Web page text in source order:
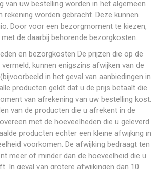
van uw bestelling worden in het algemeen
rekening worden gebracht. Deze kunnen
Door voor een bezorgmoment te kiezen,
de daarbij behorende bezorgkosten.
en bezorgkosten De prijzen die op de
kunnen enigszins afwijken van de
in het geval van aanbiedingen in
producten geldt dat u de prijs betaalt die
van afrekening van uw bestelling kost.
van de producten die u afrekent in de
met de hoeveelheden die u geleverd
producten echter een kleine afwijking in
voorkomen. De afwijking bedraagt ten
meer of minder dan de hoeveelheid die u
In geval van grotere afwijkingen dan 10